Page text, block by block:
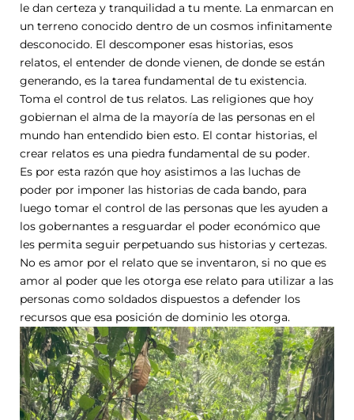
le dan certeza y tranquilidad a tu mente. La enmarcan en
un terreno conocido dentro de un cosmos infinitamente
desconocido. El descomponer esas historias, esos
relatos, el entender de donde vienen, de donde se están
generando, es la tarea fundamental de tu existencia.
Toma el control de tus relatos. Las religiones que hoy
gobiernan el alma de la mayoría de las personas en el
mundo han entendido bien esto. El contar historias, el
crear relatos es una piedra fundamental de su poder.
Es por esta razón que hoy asistimos a las luchas de
poder por imponer las historias de cada bando, para
luego tomar el control de las personas que les ayuden a
los gobernantes a resguardar el poder económico que
les permita seguir perpetuando sus historias y certezas.
No es amor por el relato que se inventaron, si no que es
amor al poder que les otorga ese relato para utilizar a las
personas como soldados dispuestos a defender los
recursos que esa posición de dominio les otorga.